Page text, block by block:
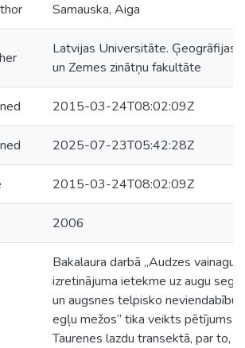
Samauska, Aiga
Latvijas Universitāte. Ģeogrāfijas
un Zemes zinātņu fakultāte
2015-03-24T08:02:09Z
2025-07-23T05:42:28Z
2015-03-24T08:02:09Z
2006
Bakalaura darbā „Audzes vainagu
izretinājuma ietekme uz augu
un augsnes telpisko neviendabību
egļu mežos” tika veikts pētījums
Taurenes lazdu transektā, par to,